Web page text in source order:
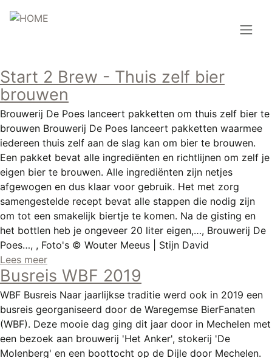
en
gaan
Topmenu
INLOGGEN
REGISTREREN
ADVERTEREN
MELDPUNT
PERS/PUBLICATIES
Hoofdnavigatie
HOME
BLOG
AANBOD
AGENDA
CONTACT
Start 2 Brew - Thuis zelf bier
brouwen
Brouwerij De Poes lanceert pakketten om thuis zelf bier te
brouwen Brouwerij De Poes lanceert pakketten waarmee
iedereen thuis zelf aan de slag kan om bier te brouwen.
Een pakket bevat alle ingrediënten en richtlijnen om zelf je
eigen bier te brouwen. Alle ingrediënten zijn netjes
afgewogen en dus klaar voor gebruik. Het met zorg
samengestelde recept bevat alle stappen die nodig zijn
om tot een smakelijk biertje te komen. Na de gisting en
het bottlen heb je ongeveer 20 liter eigen,…, Brouwerij De
Poes…, , Foto's © Wouter Meeus | Stijn David
Lees meer
Busreis WBF 2019
WBF Busreis Naar jaarlijkse traditie werd ook in 2019 een
busreis georganiseerd door de Waregemse BierFanaten
(WBF). Deze mooie dag ging dit jaar door in Mechelen met
een bezoek aan brouwerij 'Het Anker', stokerij 'De
Molenberg' en een boottocht op de Dijle door Mechelen.